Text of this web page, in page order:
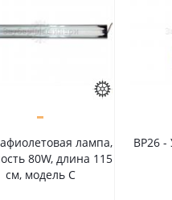
Очки защитные от
ультрафиолетового
излучения